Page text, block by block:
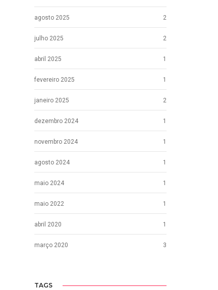
agosto 2025 2
julho 2025 2
abril 2025 1
fevereiro 2025 1
janeiro 2025 2
dezembro 2024 1
novembro 2024 1
agosto 2024 1
maio 2024 1
maio 2022 1
abril 2020 1
março 2020 3
TAGS